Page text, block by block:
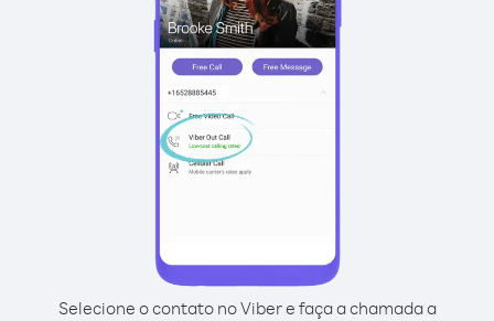
Selecione o contato no Viber e faça a chamada a